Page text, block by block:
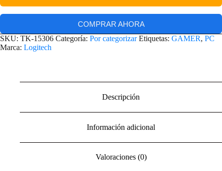
COMPRAR AHORA
SKU: TK-15306 Categoría: Por categorizar Etiquetas: GAMER, PC
Marca: Logitech
Descripción
Información adicional
Valoraciones (0)